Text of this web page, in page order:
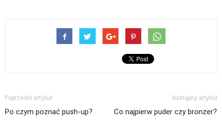
Poprzedni artykuł
Po czym poznać push-up?
Następny artykuł
Co najpierw puder czy bronzer?